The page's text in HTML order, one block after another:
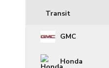
Transit
GMC
Honda